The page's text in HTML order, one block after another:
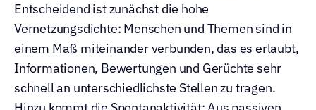
Entscheidend ist zunächst die hohe
Vernetzungsdichte: Menschen und Themen sind in
einem Maß miteinander verbunden, das es erlaubt,
Informationen, Bewertungen und Gerüchte sehr
schnell an unterschiedlichste Stellen zu tragen.